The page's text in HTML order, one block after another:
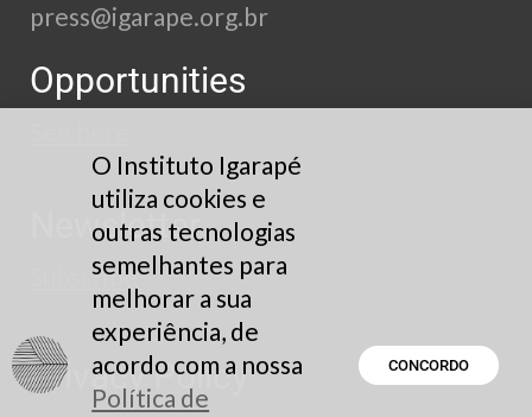
press@igarape.org.br
Opportunities
Newsletter
Subscribe
Privacy Policy
O Instituto Igarapé
utiliza cookies e
outras tecnologias
semelhantes para
melhorar a sua
experiência, de
acordo com a nossa
Política de
CONCORDO